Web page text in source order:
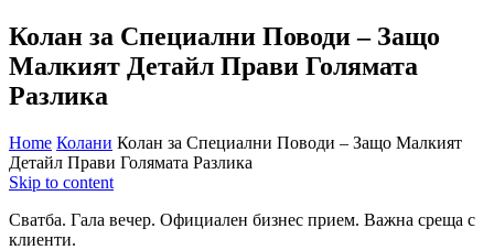
Колан за Специални Поводи – Защо
Малкият Детайл Прави Голямата
Разлика
Home Колани Колан за Специални Поводи – Защо Малкият
Детайл Прави Голямата Разлика
Skip to content
Сватба. Гала вечер. Официален бизнес прием. Важна среща с
клиенти.